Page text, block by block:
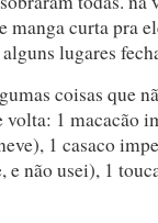
manga curta pra
lugares
coisas que
volta: 1 macacão
1 casaco
e não usei), 1